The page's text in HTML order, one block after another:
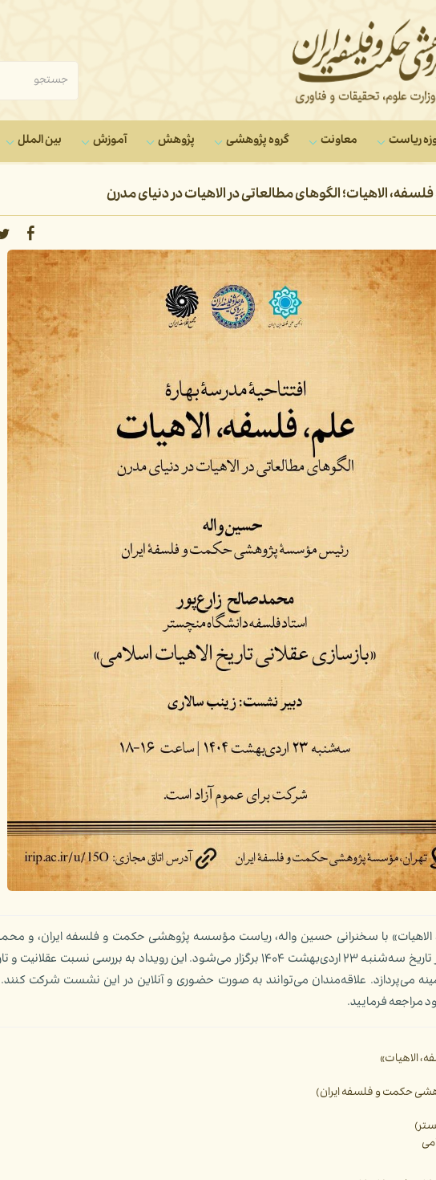
ریاست معاونت‌ گروه‌ پژوهشی پژوهش آموزش بین الملل
الاهیات؛ الگوهای مطالعاتی در الاهیات در دنیای مدرن
الاهیات» با سخنرانی حسین واله، ریاست مؤسسه پژوهشی حکمت و فلسفه ایران، و
فلسفه دانشگاه منچستر، در تاریخ سه‌شنبه ۲۳ اردی‌بهشت ۱۴۰۴ برگزار می‌شود. این رویداد به بررسی
می‌پردازد. علاقه‌مندان می‌توانند به صورت حضوری و آنلاین در این نشست شرکت
مراجعه فرمایید.
الاهیات»
حکمت و فلسفه ایران)